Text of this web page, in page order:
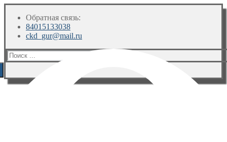
Обратная связь:
84015133038
ckd_gur@mail.ru
Искать: